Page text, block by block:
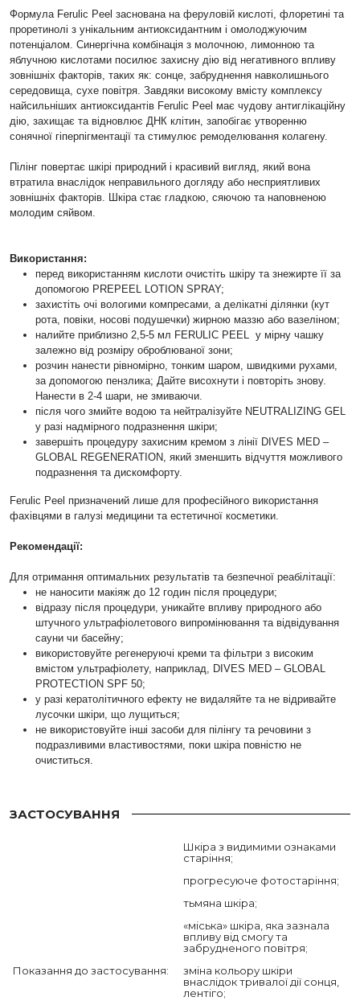
Формула Ferulic Peel заснована на феруловій кислоті, флоретині та
проретинолі з унікальним антиоксидантним і омолоджуючим
потенціалом. Синергічна комбінація з молочною, лимонною та
яблучною кислотами посилює захисну дію від негативного впливу
зовнішніх факторів, таких як: сонце, забруднення навколишнього
середовища, сухе повітря. Завдяки високому вмісту комплексу
найсильніших антиоксидантів Ferulic Peel має чудову антиглікаційну
дію, захищає та відновлює ДНК клітин, запобігає утворенню
сонячної гіперпігментації та стимулює ремоделювання колагену.
Пілінг повертає шкірі природний і красивий вигляд, який вона
втратила внаслідок неправильного догляду або несприятливих
зовнішніх факторів. Шкіра стає гладкою, сяючою та наповненою
молодим сяйвом.
Використання:
перед використанням кислоти очистіть шкіру та знежирте її за
допомогою PREPEEL LOTION SPRAY;
захистіть очі вологими компресами, а делікатні ділянки (кут
рота, повіки, носові подушечки) жирною маззю або вазеліном;
налийте приблизно 2,5-5 мл FERULIC PEEL у мірну чашку
залежно від розміру оброблюваної зони;
розчин нанести рівномірно, тонким шаром, швидкими рухами,
за допомогою пензлика; Дайте висохнути і повторіть знову.
Нанести в 2-4 шари, не змиваючи.
після чого змийте водою та нейтралізуйте NEUTRALIZING GEL
у разі надмірного подразнення шкіри;
завершіть процедуру захисним кремом з лінії DIVES MED –
GLOBAL REGENERATION, який зменшить відчуття можливого
подразнення та дискомфорту.
Ferulic Peel призначений лише для професійного використання
фахівцями в галузі медицини та естетичної косметики.
Рекомендації:
Для отримання оптимальних результатів та безпечної реабілітації:
не наносити макіяж до 12 годин після процедури;
відразу після процедури, уникайте впливу природного або
штучного ультрафіолетового випромінювання та відвідування
сауни чи басейну;
використовуйте регенеруючі креми та фільтри з високим
вмістом ультрафіолету, наприклад, DIVES MED – GLOBAL
PROTECTION SPF 50;
у разі кератолітичного ефекту не видаляйте та не відривайте
лусочки шкіри, що лущиться;
не використовуйте інші засоби для пілінгу та речовини з
подразливими властивостями, поки шкіра повністю не
очиститься.
ЗАСТОСУВАННЯ
Показання до застосування:
Шкіра з видимими ознаками
старіння;
прогресуюче фотостаріння;
тьмяна шкіра;
«міська» шкіра, яка зазнала
впливу від смогу та
забрудненого повітря;
зміна кольору шкіри
внаслідок тривалої дії сонця,
лентіго;